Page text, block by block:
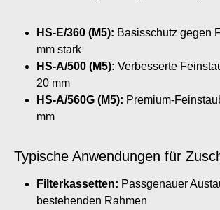
HS-E/360 (M5): Basisschutz gegen
mm stark
HS-A/500 (M5): Verbesserte
20 mm
HS-A/560G (M5): Premium-
mm
Typische Anwendungen für
Filterkassetten: Passgenauer
bestehenden Rahmen